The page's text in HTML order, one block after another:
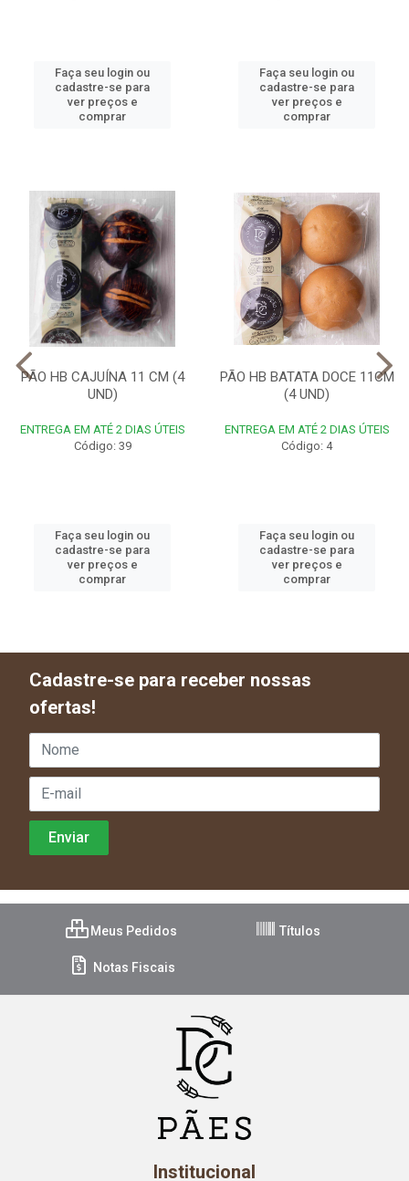
Faça seu login ou
cadastre-se para
ver preços e
comprar
Faça seu login ou
cadastre-se para
ver preços e
comprar
PÃO HB CAJUÍNA 11 CM (4
UND)
ENTREGA EM ATÉ 2 DIAS ÚTEIS
Código: 39
Faça seu login ou
cadastre-se para
ver preços e
comprar
PÃO HB BATATA DOCE 11CM
(4 UND)
ENTREGA EM ATÉ 2 DIAS ÚTEIS
Código: 4
Faça seu login ou
cadastre-se para
ver preços e
comprar
Cadastre-se para receber nossas
ofertas!
Meus Pedidos Títulos
Notas Fiscais
Institucional